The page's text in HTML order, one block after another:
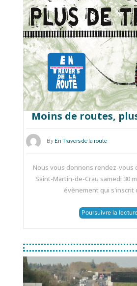
Moins de routes,
By En Travers de la route
Nous vous donnons rendez-vous
Saint-Martin-de-Crau samedi 30
évènement qui s'inscrit
Poursuivre la